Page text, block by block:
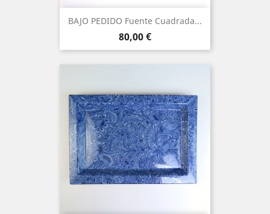
BAJO PEDIDO Fuente Cuadrada...
Precio
80,00 €